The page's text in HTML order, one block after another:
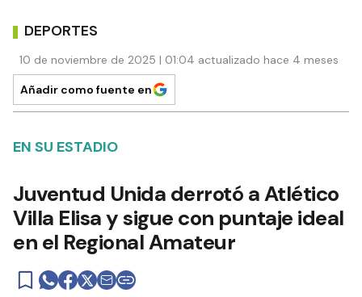
DEPORTES
10 de noviembre de 2025 | 01:04 actualizado hace 4 meses
Añadir como fuente en
EN SU ESTADIO
Juventud Unida derrotó a Atlético
Villa Elisa y sigue con puntaje ideal
en el Regional Amateur